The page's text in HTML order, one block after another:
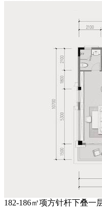
182-186㎡项方针杆下叠一